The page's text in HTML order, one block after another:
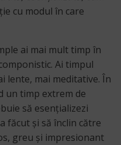
cu modul în care
ai mai mult timp în
Ai timpul
lente, mai meditative. În
un timp extrem de
să esențializezi
făcut și să înclin către
greu și impresionant